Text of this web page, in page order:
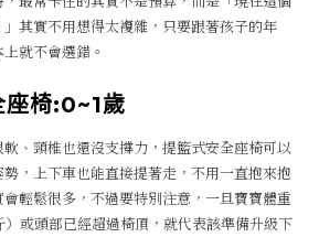
其實不用想得太複雜，只要跟著孩子的年
就不會選錯。
椅:0~1歲
、頸椎也還沒支撐力，提籃式安全座椅可以
，上下車也能直接提著走，不用一直抱來抱
輕鬆很多，不過要特別注意，一旦寶寶體重
或頭部已經超過椅頂，就代表該準備升級下